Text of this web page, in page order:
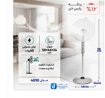
%12